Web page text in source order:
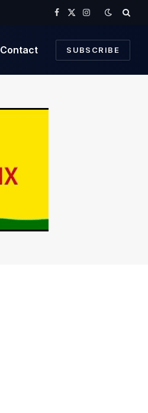
Facebook
X
Instagram
Contact SUBSCRIBE